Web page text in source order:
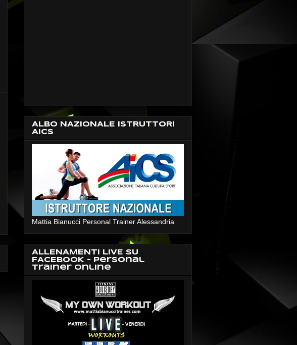
ALBO NAZIONALE ISTRUTTORI
AICS
Mattia Bianucci Personal Trainer Alessandria
ALLENAMENTI LIVE SU
FACEBOOK - Personal
Trainer Online